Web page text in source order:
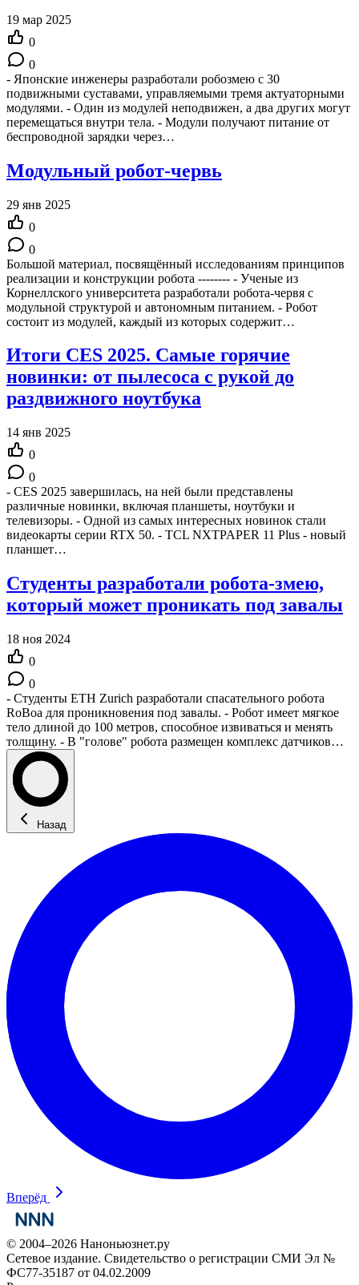
19 мар 2025
0
0
- Японские инженеры разработали робозмею с 30
подвижными суставами, управляемыми тремя актуаторными
модулями. - Один из модулей неподвижен, а два других могут
перемещаться внутри тела. - Модули получают питание от
беспроводной зарядки через…
Модульный робот-червь
29 янв 2025
0
0
Большой материал, посвящённый исследованиям принципов
реализации и конструкции робота -------- - Ученые из
Корнеллского университета разработали робота-червя с
модульной структурой и автономным питанием. - Робот
состоит из модулей, каждый из которых содержит…
Итоги CES 2025. Самые горячие
новинки: от пылесоса с рукой до
раздвижного ноутбука
14 янв 2025
0
0
- CES 2025 завершилась, на ней были представлены
различные новинки, включая планшеты, ноутбуки и
телевизоры. - Одной из самых интересных новинок стали
видеокарты серии RTX 50. - TCL NXTPAPER 11 Plus - новый
планшет…
Студенты разработали робота-змею,
который может проникать под завалы
18 ноя 2024
0
0
- Студенты ETH Zurich разработали спасательного робота
RoBoa для проникновения под завалы. - Робот имеет мягкое
тело длиной до 100 метров, способное извиваться и менять
толщину. - В "голове" робота размещен комплекс датчиков…
Назад
Вперёд
© 2004–2026 Наноньюзнет.ру
Сетевое издание. Свидетельство о регистрации СМИ Эл №
ФС77-35187 от 04.02.2009